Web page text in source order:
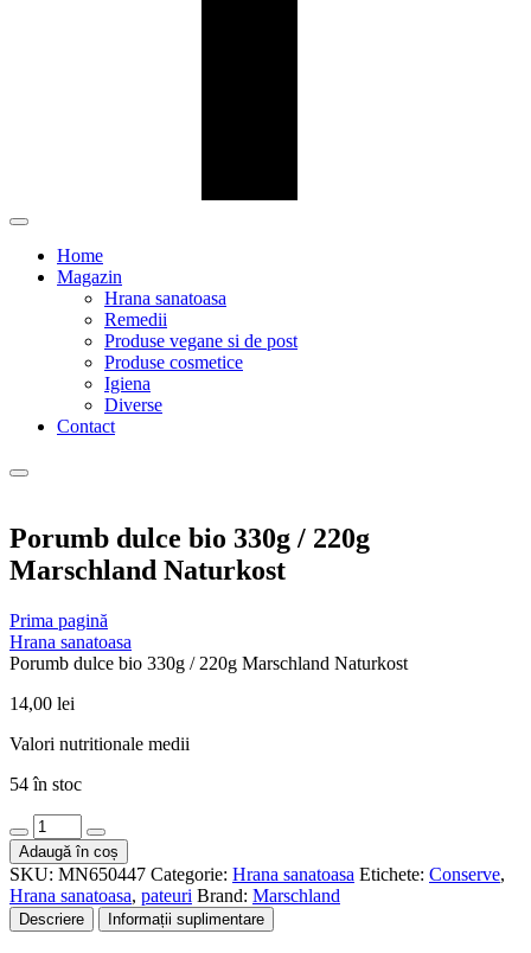
Home
Magazin
Hrana sanatoasa
Remedii
Produse vegane si de post
Produse cosmetice
Igiena
Diverse
Contact
Porumb dulce bio 330g / 220g
Marschland Naturkost
Prima pagină
Hrana sanatoasa
Porumb dulce bio 330g / 220g Marschland Naturkost
14,00 lei
Valori nutritionale medii
54 în stoc
Cantitate
Porumb
dulce
bio
330g
/
Adaugă în coș
SKU: MN650447 Categorie: Hrana sanatoasa Etichete: Conserve,
Hrana sanatoasa, pateuri Brand: Marschland
Descriere Informații suplimentare